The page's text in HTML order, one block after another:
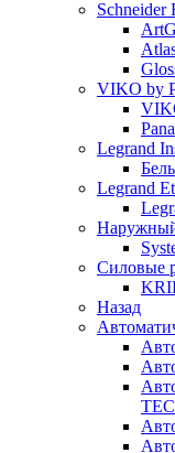
Schneider
VIKO by
Legrand
Legrand
Силовые
Назад